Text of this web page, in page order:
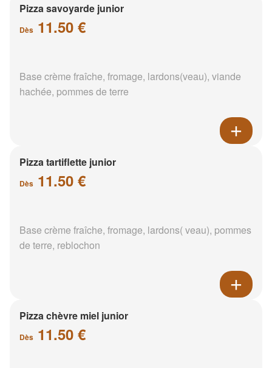
Pizza savoyarde junior
Dès 11.50 €
Base crème fraîche, fromage, lardons(veau), viande
hachée, pommes de terre
Pizza tartiflette junior
Dès 11.50 €
Base crème fraîche, fromage, lardons( veau), pommes
de terre, reblochon
Pizza chèvre miel junior
Dès 11.50 €